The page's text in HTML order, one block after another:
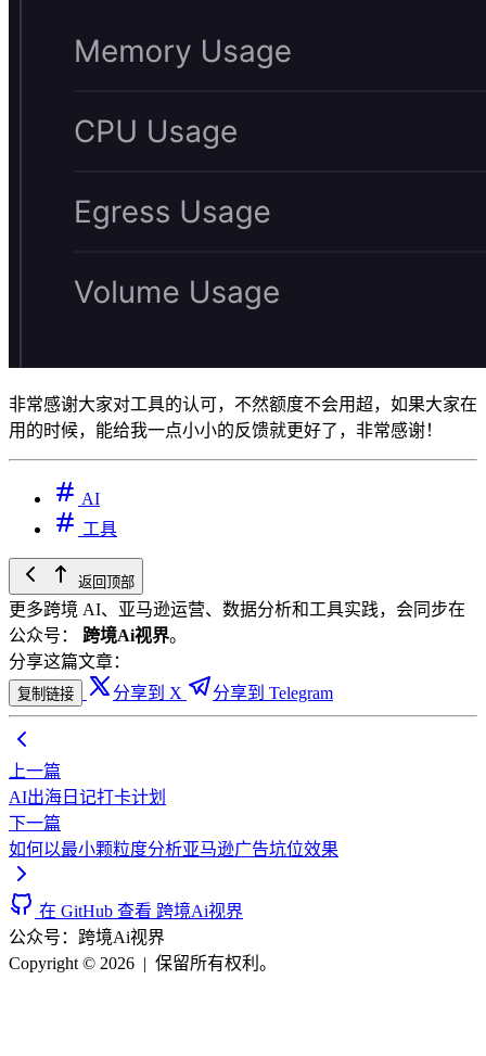
非常感谢大家对工具的认可，不然额度不会用超，如果大家在
用的时候，能给我一点小小的反馈就更好了，非常感谢！
AI
工具
返回顶部
更多跨境 AI、亚马逊运营、数据分析和工具实践，会同步在
公众号： 跨境Ai视界。
分享这篇文章：
复制链接 分享到 X 分享到 Telegram
上一篇
AI出海日记打卡计划
下一篇
如何以最小颗粒度分析亚马逊广告坑位效果
在 GitHub 查看 跨境Ai视界
公众号：跨境Ai视界
Copyright © 2026 | 保留所有权利。